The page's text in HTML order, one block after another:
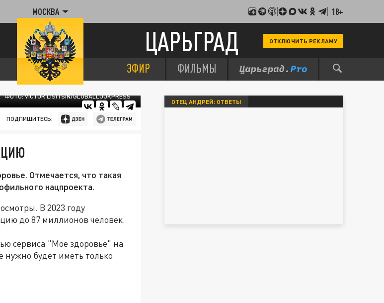
МОСКВА 18+
ЦАРЬГРАД ОТКЛЮЧИТЬ РЕКЛАМУ
ЭФИР ФИЛЬМЫ
ФОТО: VICTOR LISITSIN/GLOBALLOOKPRESS
ПОДПИШИТЕСЬ:
Отмечается, что такая
нацпроекта.
В 2023 году
до 87 миллионов человек.
сервиса "Мое здоровье" на
нужно будет иметь только
ОТЕЦ АНДРЕЙ: ОТВЕТЫ